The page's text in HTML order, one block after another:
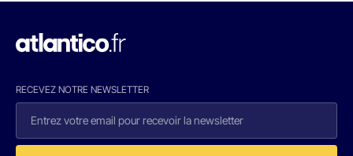
RECEVEZ NOTRE NEWSLETTER